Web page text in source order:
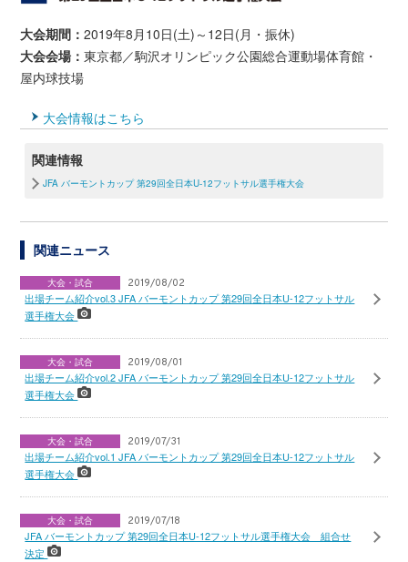
大会期間：2019年8月10日(土)～12日(月・振休)
大会会場：東京都／駒沢オリンピック公園総合運動場体育館・
屋内球技場
大会情報はこちら
関連情報
JFA バーモントカップ 第29回全日本U-12フットサル選手権大会
関連ニュース
大会・試合 2019/08/02
出場チーム紹介vol.3 JFA バーモントカップ 第29回全日本U-12フットサル
選手権大会
大会・試合 2019/08/01
出場チーム紹介vol.2 JFA バーモントカップ 第29回全日本U-12フットサル
選手権大会
大会・試合 2019/07/31
出場チーム紹介vol.1 JFA バーモントカップ 第29回全日本U-12フットサル
選手権大会
大会・試合 2019/07/18
JFA バーモントカップ 第29回全日本U-12フットサル選手権大会 組合せ
決定